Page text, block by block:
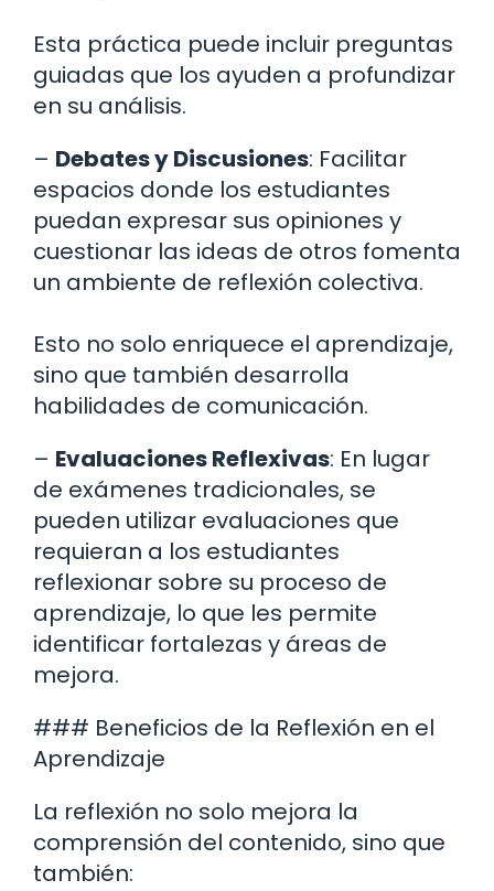
Esta práctica puede incluir preguntas
guiadas que los ayuden a profundizar
en su análisis.
– Debates y Discusiones: Facilitar
espacios donde los estudiantes
puedan expresar sus opiniones y
cuestionar las ideas de otros fomenta
un ambiente de reflexión colectiva.
Esto no solo enriquece el aprendizaje,
sino que también desarrolla
habilidades de comunicación.
– Evaluaciones Reflexivas: En lugar
de exámenes tradicionales, se
pueden utilizar evaluaciones que
requieran a los estudiantes
reflexionar sobre su proceso de
aprendizaje, lo que les permite
identificar fortalezas y áreas de
mejora.
### Beneficios de la Reflexión en el
Aprendizaje
La reflexión no solo mejora la
comprensión del contenido, sino que
también: